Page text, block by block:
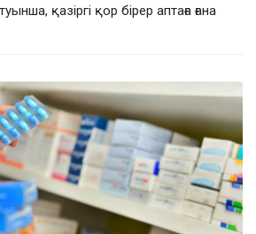
қазіргі қор бірер аптаға ғана